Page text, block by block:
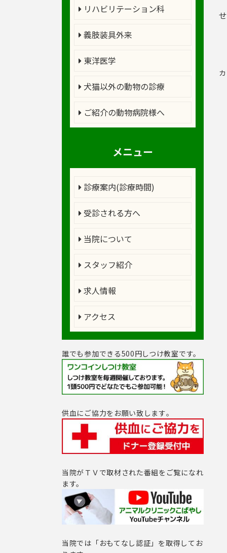
リハビリテーション科
義肢装具外来
東洋医学
犬猫以外の動物の診療
ご紹介の動物病院様へ
メニュー
診療案内(診療時間)
受診される方へ
当院について
スタッフ紹介
求人情報
アクセス
誰でも参加できる500円しつけ教室です。
供血にご協力をお願い致します｡
当院がＴＶで取材された番組をご覧になれ
ます。
当院では「おもてなし認証」を取得してお